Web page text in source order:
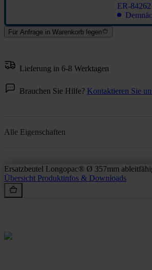
ER-84262
Für Anfrage in Warenkorb legen
Lieferung in 6-8 Werktagen
Brauchen Sie Hilfe? Kontaktieren Sie
Alle Eigenschaften
Ersatzbeutel Longopac® Ø 357mm
Übersicht Produktinfos & Downloads